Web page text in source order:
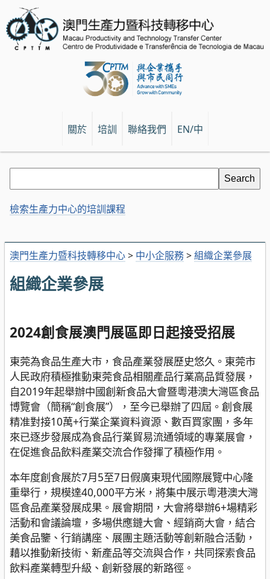
關於 培訓 聯絡我們 EN/中
澳門生產力暨科技轉移中心> 中小企服務>組織企業參展
組織企業參展
2024創食展澳門展區即日起接受招展
東莞為食品生產大市，食品產業發展歷史悠久。東莞市
人民政府積極推動東莞食品相關產品行業高品質發展，
自2019年起舉辦中國創新食品大會暨粵港澳大灣區食品
博覽會（簡稱“創食展”），至今已舉辦了四屆。創食展
精准對接10萬+行業企業資料資源、數百買家團，多年
來已逐步發展成為食品行業貿易流通領域的專業展會，
在促進食品飲料產業交流合作發揮了積極作用。
本年度創食展於7月5至7日假廣東現代國際展覽中心隆
重舉行，規模達40,000平方米，將集中展示粵港澳大灣
區食品產業發展成果。展會期間，大會將舉辦6+場精彩
活動和會議論壇，多場供應鏈大會、經銷商大會，結合
美食品鑒、行銷講座、展團主題活動等創新融合活動，
藉以推動新技術、新產品等交流與合作，共同探索食品
飲料產業轉型升級、創新發展的新路徑。
檢索生產力中心的培訓課程